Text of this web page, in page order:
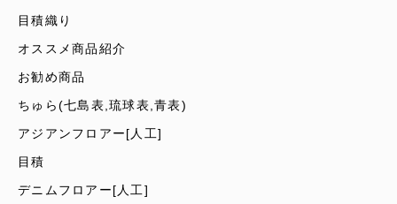
目積織り
オススメ商品紹介
お勧め商品
ちゅら(七島表,琉球表,青表)
アジアンフロアー[人工]
目積
デニムフロアー[人工]